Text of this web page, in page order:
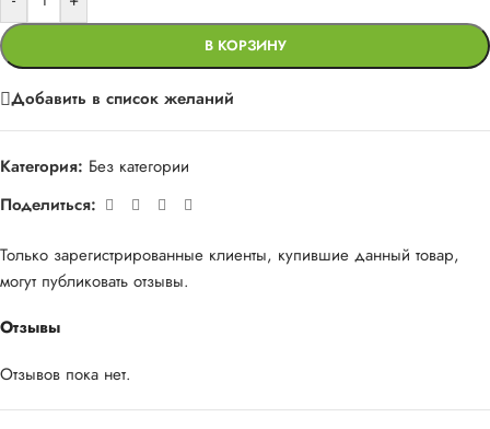
В КОРЗИНУ
Добавить в список желаний
Категория: Без категории
Поделиться:
Отзывы
Отзывов пока нет.
Только зарегистрированные клиенты, купившие данный товар,
могут публиковать отзывы.